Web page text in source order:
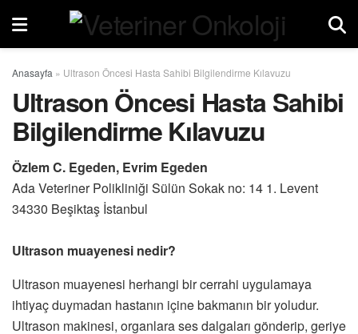
Anasayfa » Ultrason Öncesi Hasta Sahibi Bilgilendirme Kılavuzu
Ultrason Öncesi Hasta Sahibi
Bilgilendirme Kılavuzu
Özlem C. Egeden, Evrim Egeden
Ada Veteriner Polikliniği Sülün Sokak no: 14 1. Levent
34330 Beşiktaş İstanbul
Ultrason muayenesi nedir?
Ultrason muayenesi herhangi bir cerrahi uygulamaya
ihtiyaç duymadan hastanın içine bakmanın bir yoludur.
Ultrason makinesi, organlara ses dalgaları gönderip, geriye